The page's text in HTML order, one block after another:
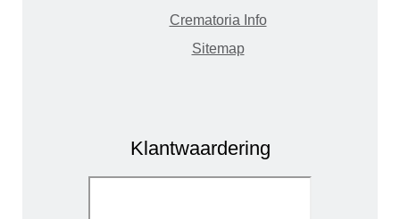
Crematoria Info
Sitemap
Klantwaardering